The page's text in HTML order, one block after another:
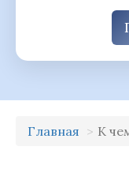
Главная К